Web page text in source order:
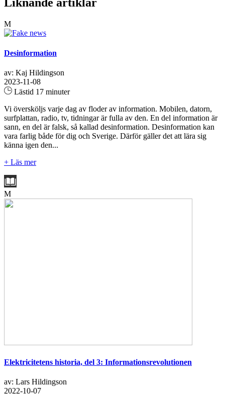
Liknande artiklar
M
Desinformation
av: Kaj Hildingson
2023-11-08
Lästid 17 minuter
Vi översköljs varje dag av floder av information. Mobilen, datorn,
surfplattan, radio, tv, tidningar är fulla av den. En del information är
sann, en del är falsk, så kallad desinformation. Desinformation kan
vara farlig både för dig och Sverige. Därför gäller det att lära sig
känna igen den...
+ Läs mer
M
Elektricitetens historia, del 3: Informationsrevolutionen
av: Lars Hildingson
2022-10-07